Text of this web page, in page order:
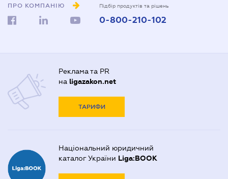
ПРО КОМПАНІЮ Підбір продуктів та рішень
0-800-210-102
Реклама та PR
на ligazakon.net
ТАРИФИ
Національний юридичний
каталог України Liga:BOOK